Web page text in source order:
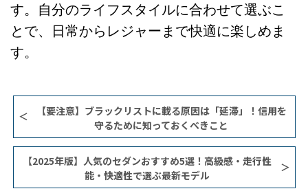
す。自分のライフスタイルに合わせて選ぶこ
とで、日常からレジャーまで快適に楽しめま
す。
【要注意】ブラックリストに載る原因は「延滞」！信用を
守るために知っておくべきこと
【2025年版】人気のセダンおすすめ5選！高級感・走行性
能・快適性で選ぶ最新モデル